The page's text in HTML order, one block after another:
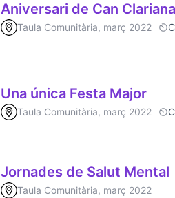
Aniversari de Can Clariana
Taula Comunitària, març 2022
Una única Festa Major
Taula Comunitària, març 2022
Jornades de Salut Mental
Taula Comunitària, març 2022